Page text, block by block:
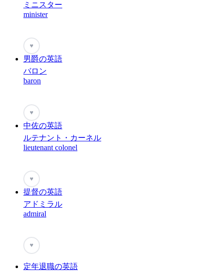
ミニスター
minister
♥
男爵の英語
バロン
baron
♥
中佐の英語
ルテナント・カーネル
lieutenant colonel
♥
提督の英語
アドミラル
admiral
♥
定年退職の英語